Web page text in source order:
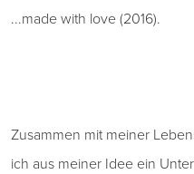
...made with love (2016).
Zusammen mit meiner
ich aus meiner Idee ein